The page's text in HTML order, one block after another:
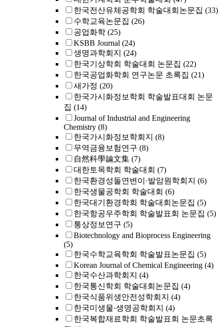
한국전산유체공학회 학술대회논문집 (33)
수학교육논문집 (26)
공업화학 (25)
KSBB Journal (24)
생명과학회지 (24)
한국기상학회 학술대회 논문집 (22)
한국공업화학회 연구논문 초록집 (21)
새가정 (20)
한국가시화정보학회 학술발표대회 논문
집 (14)
Journal of Industrial and Engineering
Chemistry (8)
한국가시화정보학회지 (8)
무역금융보험연구 (8)
自然科學論文集 (7)
대한토목학회 학술대회 (7)
한국환경성돌연변이·발암원학회지 (6)
한국생물공학회 학술대회 (6)
한국대기환경학회 학술대회논문집 (5)
한국항공우주학회 학술발표회 논문집 (5)
통상정보연구 (5)
Biotechnology and Bioprocess Engineering
(5)
한국수학교육학회 학술발표논문집 (5)
Korean Journal of Chemical Engineering (4)
한국수산과학회지 (4)
한국통신학회 학술대회논문집 (4)
한국식품위생안전성학회지 (4)
한국미생물·생명공학회지 (4)
한국복합재료학회 학술발표회 논문초록